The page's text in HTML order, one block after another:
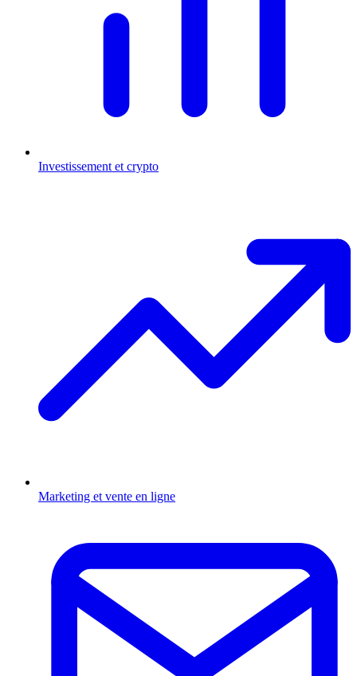
Investissement et crypto
Marketing et vente en ligne